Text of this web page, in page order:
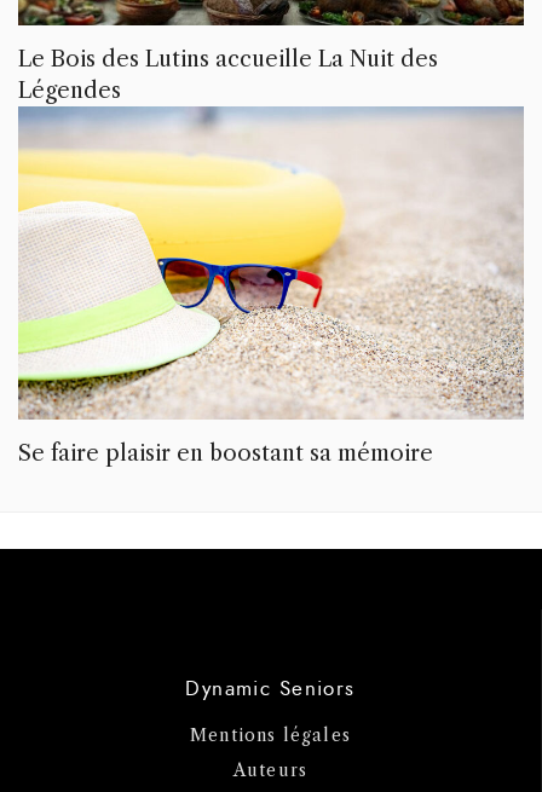
Le Bois des Lutins accueille La Nuit des
Légendes
Se faire plaisir en boostant sa mémoire
Dynamic Seniors
Mentions légales
Auteurs